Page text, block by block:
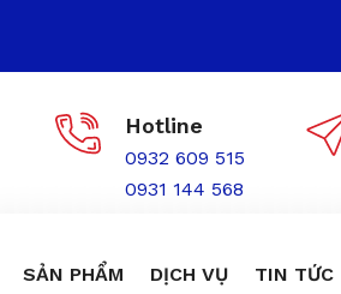
Hotline
0932 609 515
0931 144 568
SẢN PHẨM DỊCH VỤ TIN TỨC